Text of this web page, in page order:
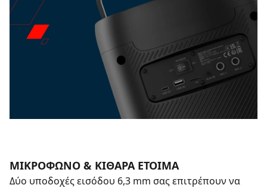
ΜΙΚΡΌΦΩΝΟ & ΚΙΘΆΡΑ ΈΤΟΙΜΑ
Δύο υποδοχές εισόδου 6,3 mm σας επιτρέπουν να